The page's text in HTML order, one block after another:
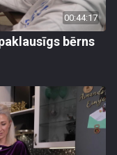
00:44:17
bērns